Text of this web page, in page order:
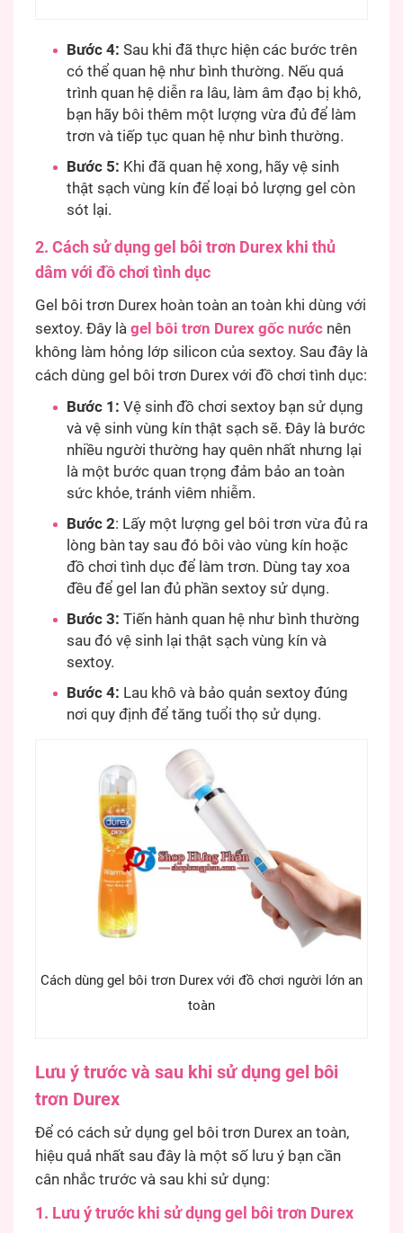
Bước 4: Sau khi đã thực hiện các bước trên
có thể quan hệ như bình thường. Nếu quá
trình quan hệ diễn ra lâu, làm âm đạo bị khô,
bạn hãy bôi thêm một lượng vừa đủ để làm
trơn và tiếp tục quan hệ như bình thường.
Bước 5: Khi đã quan hệ xong, hãy vệ sinh
thật sạch vùng kín để loại bỏ lượng gel còn
sót lại.
2. Cách sử dụng gel bôi trơn Durex khi thủ
dâm với đồ chơi tình dục
Gel bôi trơn Durex hoàn toàn an toàn khi dùng với
sextoy. Đây là gel bôi trơn Durex gốc nước nên
không làm hỏng lớp silicon của sextoy. Sau đây là
cách dùng gel bôi trơn Durex với đồ chơi tình dục:
Bước 1: Vệ sinh đồ chơi sextoy bạn sử dụng
và vệ sinh vùng kín thật sạch sẽ. Đây là bước
nhiều người thường hay quên nhất nhưng lại
là một bước quan trọng đảm bảo an toàn
sức khỏe, tránh viêm nhiễm.
Bước 2: Lấy một lượng gel bôi trơn vừa đủ ra
lòng bàn tay sau đó bôi vào vùng kín hoặc
đồ chơi tình dục để làm trơn. Dùng tay xoa
đều để gel lan đủ phần sextoy sử dụng.
Bước 3: Tiến hành quan hệ như bình thường
sau đó vệ sinh lại thật sạch vùng kín và
sextoy.
Bước 4: Lau khô và bảo quản sextoy đúng
nơi quy định để tăng tuổi thọ sử dụng.
Cách dùng gel bôi trơn Durex với đồ chơi người lớn an
toàn
Lưu ý trước và sau khi sử dụng gel bôi
trơn Durex
Để có cách sử dụng gel bôi trơn Durex an toàn,
hiệu quả nhất sau đây là một số lưu ý bạn cần
cân nhắc trước và sau khi sử dụng:
1. Lưu ý trước khi sử dụng gel bôi trơn Durex